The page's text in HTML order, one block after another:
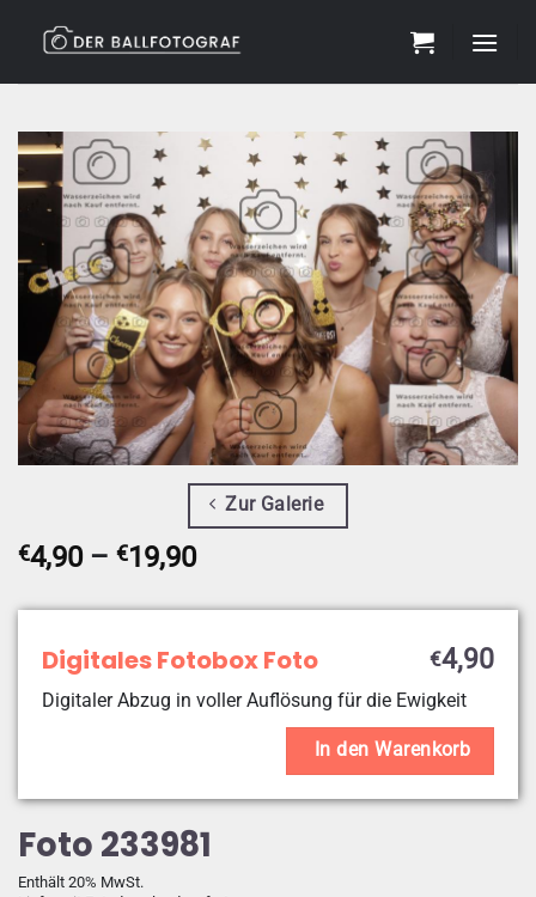
Zur Galerie
Foto 233981
€4,90 – €19,90Preisspanne:
bis
Enthält 20% MwSt.
Digitales Fotobox Foto €4,90
Digitaler Abzug in voller Auflösung für die Ewigkeit
In den Warenkorb